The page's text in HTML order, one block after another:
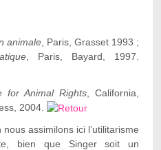
animale , Paris, Grasset 1993 ;
, Paris, Bayard, 1997.
for Animal Rights , California,
2004.
assimilons ici l’utilitarisme
bien que Singer soit un